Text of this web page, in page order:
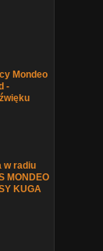
Mondeo
-
w radiu
MONDEO
KUGA